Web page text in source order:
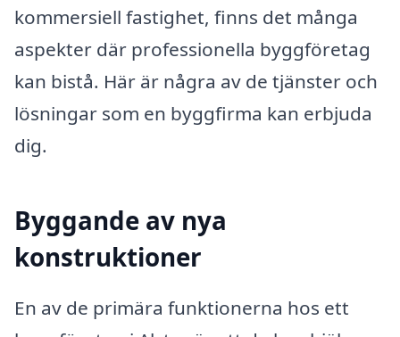
kommersiell fastighet, finns det många
aspekter där professionella byggföretag
kan bistå. Här är några av de tjänster och
lösningar som en byggfirma kan erbjuda
dig.
Byggande av nya
konstruktioner
En av de primära funktionerna hos ett